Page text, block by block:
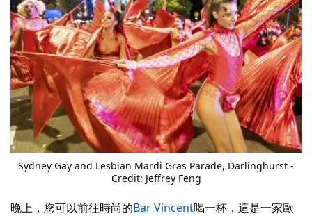
Sydney Gay and Lesbian Mardi Gras Parade, Darlinghurst -
Credit: Jeffrey Feng
晚上，您可以前往時尚的Bar Vincent喝一杯，這是一家歐